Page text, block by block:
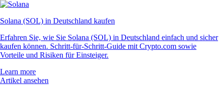
Solana (SOL) in Deutschland kaufen
Erfahren Sie, wie Sie Solana (SOL) in Deutschland einfach und sicher
kaufen können. Schritt-für-Schritt-Guide mit Crypto.com sowie
Vorteile und Risiken für Einsteiger.
Learn more
Artikel ansehen